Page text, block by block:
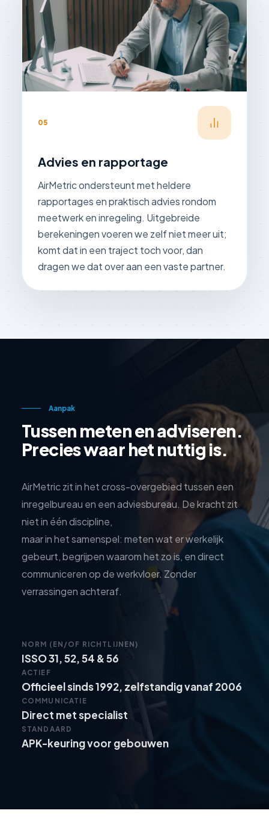
05
Advies en rapportage
AirMetric ondersteunt met heldere
rapportages en praktisch advies rondom
meetwerk en inregeling. Uitgebreide
berekeningen voeren we zelf niet meer uit;
komt dat in een traject toch voor, dan
dragen we dat over aan een vaste partner.
Aanpak
Tussen meten en adviseren.
Precies waar het nuttig is.
AirMetric zit in het cross-overgebied tussen een
inregelbureau en een adviesbureau. De kracht zit
niet in één discipline,
maar in het samenspel: meten wat er werkelijk
gebeurt, begrijpen waarom het zo is, en direct
communiceren op de werkvloer. Zonder
verrassingen achteraf.
NORM (EN/OF RICHTLIJNEN)
ISSO 31, 52, 54 & 56
ACTIEF
Officieel sinds 1992, zelfstandig vanaf 2006
COMMUNICATIE
Direct met specialist
STANDAARD
APK-keuring voor gebouwen